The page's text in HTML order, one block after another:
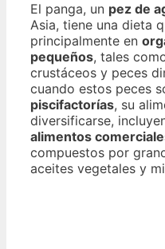
El panga, un pez de
Asia, tiene una dieta
principalmente en
pequeños, tales
crustáceos y peces
cuando estos peces
piscifactorías, su
diversificarse,
alimentos
compuestos por
aceites vegetales y